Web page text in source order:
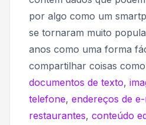
por algo como um
se tornaram muito
anos como uma forma
compartilhar coisas como
documentos de texto,
telefone, endereços de
restaurantes, conteúdo